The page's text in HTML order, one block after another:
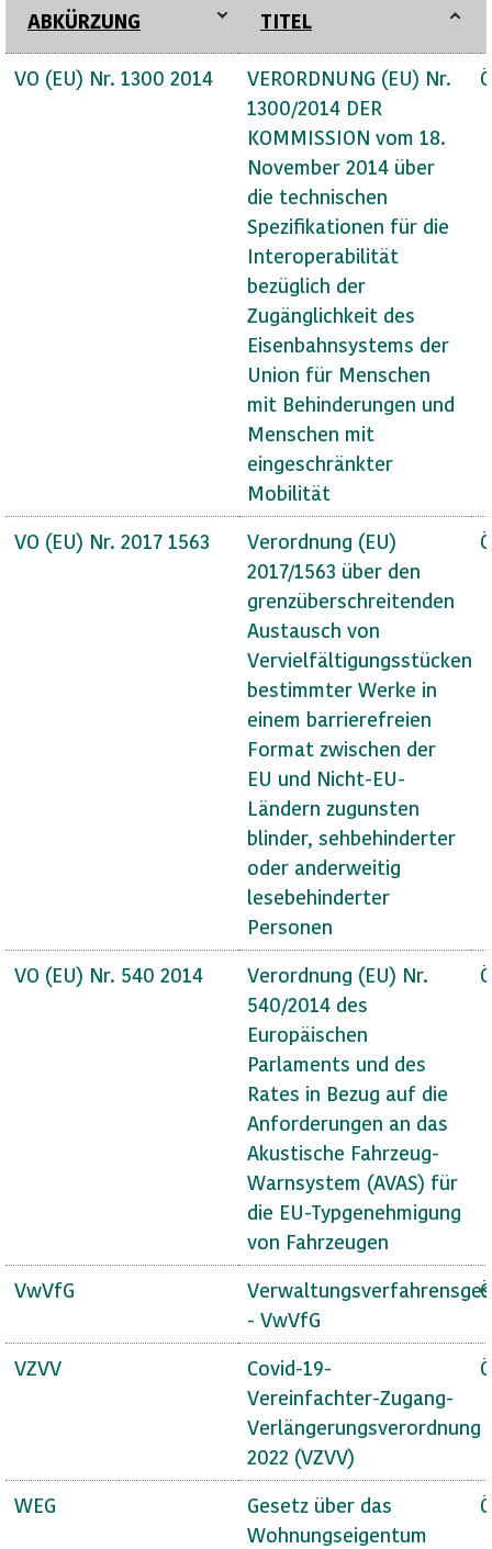
ABKÜRZUNG TITEL
VO (EU) Nr. 1300 2014
VERORDNUNG (EU) Nr.
1300/2014 DER
KOMMISSION vom 18.
November 2014 über
die technischen
Spezifikationen für die
Interoperabilität
bezüglich der
Zugänglichkeit des
Eisenbahnsystems der
Union für Menschen
mit Behinderungen und
Menschen mit
eingeschränkter
Mobilität
VO (EU) Nr. 2017 1563
Verordnung (EU)
2017/1563 über den
grenzüberschreitenden
Austausch von
Vervielfältigungsstücken
bestimmter Werke in
einem barrierefreien
Format zwischen der
EU und Nicht-EU-
Ländern zugunsten
blinder, sehbehinderter
oder anderweitig
lesebehinderter
Personen
VO (EU) Nr. 540 2014
Verordnung (EU) Nr.
540/2014 des
Europäischen
Parlaments und des
Rates in Bezug auf die
Anforderungen an das
Akustische Fahrzeug-
Warnsystem (AVAS) für
die EU-Typgenehmigung
von Fahrzeugen
VwVfG
- VwVfG
VZVV
Covid-19-
Vereinfachter-Zugang-
Verlängerungsverordnung
2022 (VZVV)
WEG
Gesetz über das
Wohnungseigentum